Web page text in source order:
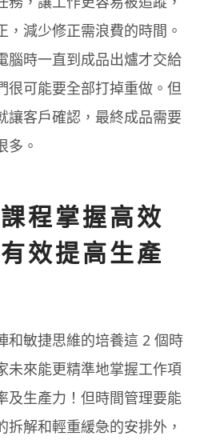
，減少修正需浪費的時間。
腦時一直到成品出爐才交給
很可能要全部打掉重做。但
讓客戶確認，最終成品需要
多。
程掌握高效
效提高生產
和敏捷思維的培養這 2 個時
未來能更精準地掌握工作項
及生產力！但時間管理要能
拆解和輕重緩急的安排外，